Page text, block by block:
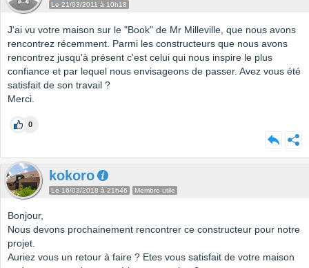
Le 21/03/2011 à 10h18
J'ai vu votre maison sur le "Book" de Mr Milleville, que nous avons
rencontrez récemment. Parmi les constructeurs que nous avons
rencontrez jusqu'à présent c'est celui qui nous inspire le plus
confiance et par lequel nous envisageons de passer. Avez vous été
satisfait de son travail ?
Merci.
0
kokoro
Le 16/03/2018 à 21h46 Membre utile
Bonjour,
Nous devons prochainement rencontrer ce constructeur pour notre
projet.
Auriez vous un retour à faire ? Etes vous satisfait de votre maison